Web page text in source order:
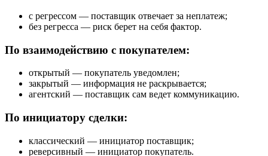
с регрессом — поставщик отвечает за неплатеж;
без регресса — риск берет на себя фактор.
По взаимодействию с покупателем:
открытый — покупатель уведомлен;
закрытый — информация не раскрывается;
агентский — поставщик сам ведет коммуникацию.
По инициатору сделки:
классический — инициатор поставщик;
реверсивный — инициатор покупатель.